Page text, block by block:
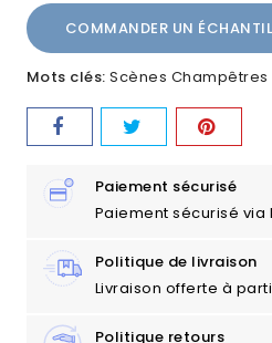
COMMANDER UN
Mots clés: Scènes Champêtres
Paiement sécurisé
Paiement sécurisé via
Politique de livraison
Livraison offerte à
Politique retours